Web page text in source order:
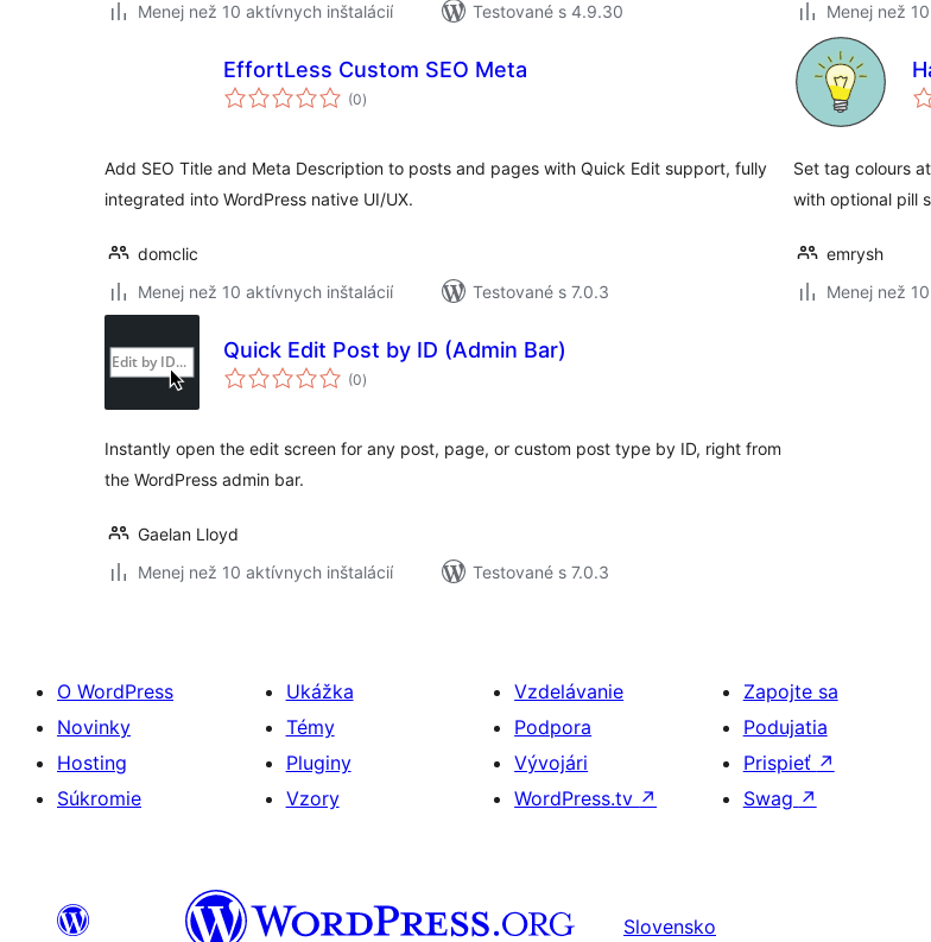
Menej než 10 aktívnych inštalácií
Testované s 4.9.30
Menej než
EffortLess Custom SEO Meta
(0celkové
hodnotenie
)
Add SEO Title and Meta Description to posts and pages with Quick Edit support, fully
integrated into WordPress native UI/UX.
domclic
Menej než 10 aktívnych inštalácií
Testované s 7.0.3
Set tag colours
with optional pill
emrysh
Menej než
Quick Edit Post by ID (Admin Bar)
(0celkové
hodnotenie
)
Instantly open the edit screen for any post, page, or custom post type by ID, right from
the WordPress admin bar.
Gaelan Lloyd
Menej než 10 aktívnych inštalácií
Testované s 7.0.3
O WordPress
Novinky
Hosting
Súkromie
Ukážka
Témy
Pluginy
Vzory
Vzdelávanie
Podpora
Vývojári
WordPress.tv ↗
Zapojte sa
Podujatia
Prispieť ↗
Swag ↗
Slovensko